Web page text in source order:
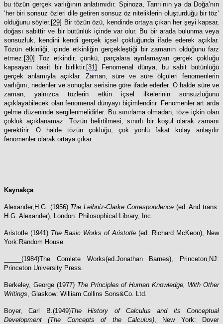
bu tözün gerçek varlığının anlatımıdır. Spinoza, Tanrı’nın ya da Doğa’nın
‘her biri sonsuz özleri dile getiren sonsuz öz niteliklerin oluşturduğu bir töz’
olduğunu söyler. [29] Bir tözün özü, kendinde ortaya çıkan her şeyi kapsar,
doğası sabittir ve bir bütünlük içinde var olur. Bu bir arada bulunma veya
sonsuzluk, kendini kendi gerçek içsel çokluğunda ifade ederek açıklar.
Tözün etkinliği, içinde etkinliğin gerçekleştiği bir zamanın olduğunu farz
etmez. [30]
Töz etkindir, çünkü, parçalara ayrılamayan gerçek çokluğu
kapsayan basit bir birliktir. [31]
Fenomenal dünya, bu sabit bütünlüğü
gerçek anlamıyla açıklar. Zaman, süre ve süre ölçüleri fenomenlerin
varlığını, nedenler ve sonuçlar serisine göre ifade ederler. O halde süre ve
zaman, yalnızca tözlerin etkin içsel ilkelerinin sonsuzluğunu
açıklayabilecek olan fenomenal dünyayı biçimlendirir. Fenomenler art arda
gelme düzeninde sergilenmelidirler. Bu sınırlama olmadan, töze içkin olan
çokluk açıklanamaz. Tözün belirtilmesi, sınırlı bir koşul olarak zamanı
gerektirir. O halde tözün çokluğu, çok yönlü fakat kolay anlaşılır
fenomenler olarak ortaya çıkar.
Kaynakça
Alexander,H.G. (1956) The Leibniz-Clarke Correspondence(ed. And trans.
H.G. Alexander), London: Philosophical Library, Inc.
Aristotle (1941) The Basic Works of Aristotle (ed. Richard McKeon), New
York:Random House.
_____(1984)The Comlete Works(ed.Jonathan Barnes), Princeton,NJ:
Princeton University Press.
Berkeley, George (1977) The Principles of Human Knowledge, With Other
Writings, Glaskow: William Collins Sons&Co. Ltd.
Boyer, Carl B.(1949)The History of Calculus and its Conceptual
Development (The Concepts of the Calculus), New York: Dover